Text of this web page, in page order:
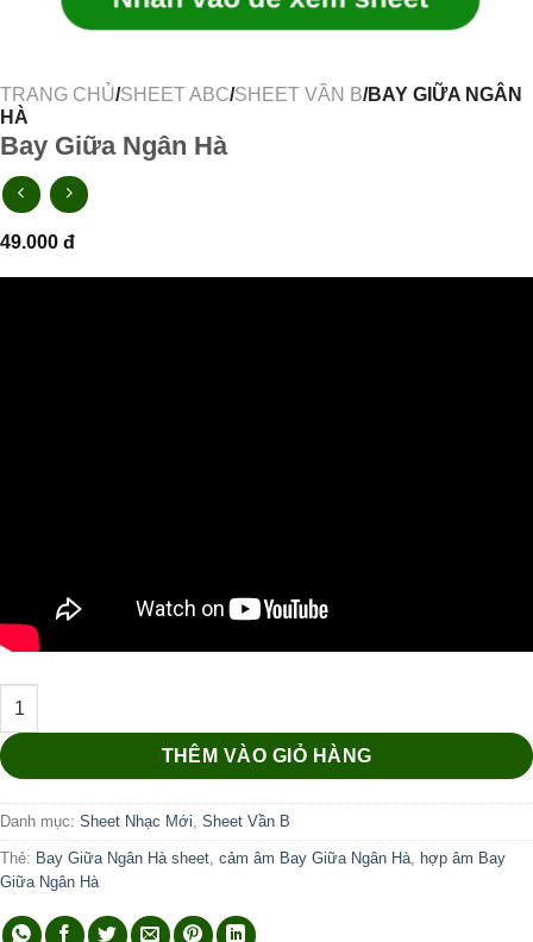
TRANG CHỦ/SHEET ABC/SHEET VẦN B/BAY GIỮA NGÂN
HÀ
Bay Giữa Ngân Hà
49.000 đ
Bay Giữa Ngân Hà số lượng
THÊM VÀO GIỎ HÀNG
Danh mục: Sheet Nhạc Mới, Sheet Vần B
Thẻ: Bay Giữa Ngân Hà sheet, cảm âm Bay Giữa Ngân Hà, hợp âm Bay
Giữa Ngân Hà